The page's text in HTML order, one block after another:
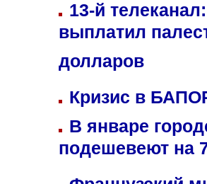
13-й
выплатил
долларов
Кризис в
В январе
подешевеют на